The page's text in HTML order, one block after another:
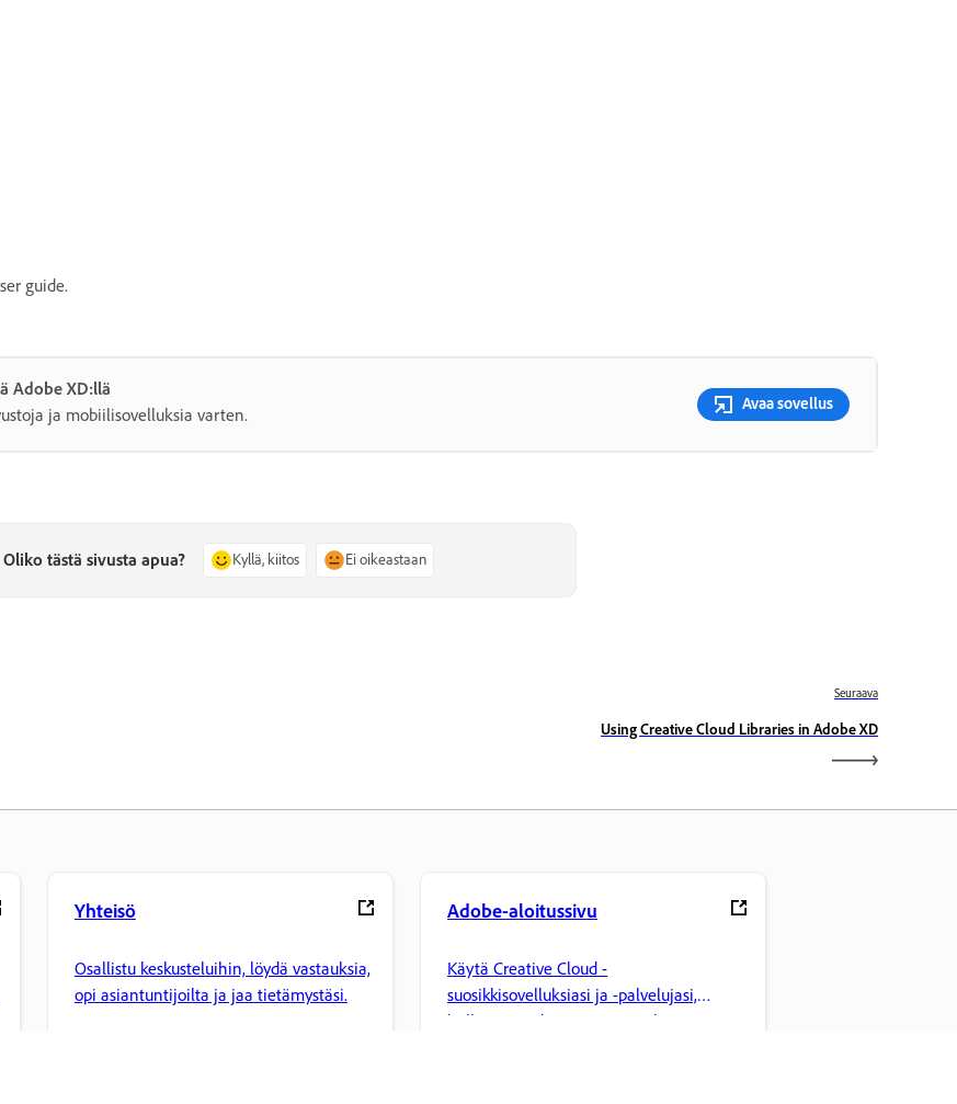
guide.
Adobe XD:llä
ja mobiilisovelluksia varten.
Avaa sovellus
Oliko tästä sivusta apua? Kyllä, kiitos Ei oikeastaan
Seuraava
Using Creative Cloud Libraries in Adobe XD
Yhteisö
Osallistu keskusteluihin, löydä vastauksia,
opi asiantuntijoilta ja jaa tietämystäsi.
Adobe-aloitussivu
Käytä Creative Cloud -
suosikkisovelluksiasi ja -palvelujasi,
hallinnoi tiedostoja ja tee paljon muuta.